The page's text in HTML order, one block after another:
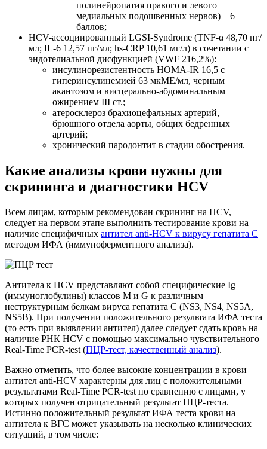
полинейропатия правого и левого
медиальных подошвенных нервов) – 6
баллов;
HCV-ассоциированный LGSI-Syndrome (TNF-α 48,70 пг/
мл; IL-6 12,57 пг/мл; hs-CRP 10,61 мг/л) в сочетании с
эндотелиальной дисфункцией (VWF 216,2%):
инсулинорезистентность HOMA-IR 16,5 с
гиперинсулинемией 63 мкМЕ/мл, черным
акантозом и висцерально-абдоминальным
ожирением III ст.;
атеросклероз брахиоцефальных артерий,
брюшного отдела аорты, общих бедренных
артерий;
хронический пародонтит в стадии обострения.
Какие анализы крови нужны для
скрининга и диагностики HCV
Всем лицам, которым рекомендован скрининг на HCV,
следует на первом этапе выполнить тестирование крови на
наличие специфичных антител anti-HCV к вирусу гепатита С
методом ИФА (иммуноферментного анализа).
Антитела к HCV представляют собой специфические Ig
(иммуноглобулины) классов M и G к различным
неструктурным белкам вируса гепатита С (NS3, NS4, NS5A,
NS5B). При получении положительного результата ИФА теста
(то есть при выявлении антител) далее следует сдать кровь на
наличие РНК HCV с помощью максимально чувствительного
Real-Time PCR-test (ПЦР-тест, качественный анализ).
Важно отметить, что более высокие концентрации в крови
антител anti-HCV характерны для лиц с положительными
результатами Real-Time PCR-test по сравнению с лицами, у
которых получен отрицательный результат ПЦР-теста.
Истинно положительный результат ИФА теста крови на
антитела к ВГС может указывать на несколько клинических
ситуаций, в том числе: